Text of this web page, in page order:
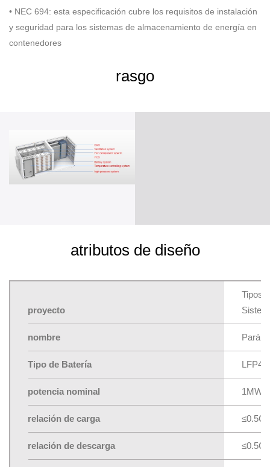
• NEC 694: esta especificación cubre los requisitos de instalación
y seguridad para los sistemas de almacenamiento de energía en
contenedores
rasgo
atributos de diseño
proyecto
Tipos
nombre
Tipo de Batería
potencia nominal 1MW
relación de carga ≤0.5C
relación de descarga ≤0.5C